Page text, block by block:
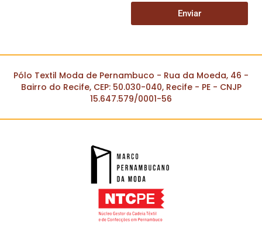
Enviar
Pólo Textil Moda de Pernambuco - Rua da Moeda, 46 -
Bairro do Recife, CEP: 50.030-040, Recife - PE - CNJP
15.647.579/0001-56